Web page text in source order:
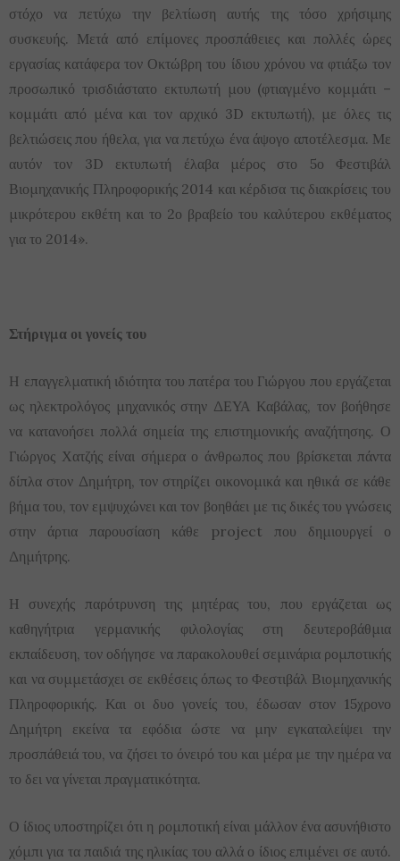
στόχο να πετύχω την βελτίωση αυτής της τόσο χρήσιμης
συσκευής. Μετά από επίμονες προσπάθειες και πολλές ώρες
εργασίας κατάφερα τον Οκτώβρη του ίδιου χρόνου να φτιάξω τον
προσωπικό τρισδιάστατο εκτυπωτή μου (φτιαγμένο κομμάτι –
κομμάτι από μένα και τον αρχικό 3D εκτυπωτή), με όλες τις
βελτιώσεις που ήθελα, για να πετύχω ένα άψογο αποτέλεσμα. Με
αυτόν τον 3D εκτυπωτή έλαβα μέρος στο 5ο Φεστιβάλ
Βιομηχανικής Πληροφορικής 2014 και κέρδισα τις διακρίσεις του
μικρότερου εκθέτη και το 2ο βραβείο του καλύτερου εκθέματος
για το 2014».
Στήριγμα οι γονείς του
Η επαγγελματική ιδιότητα του πατέρα του Γιώργου που εργάζεται
ως ηλεκτρολόγος μηχανικός στην ΔΕΥΑ Καβάλας, τον βοήθησε
να κατανοήσει πολλά σημεία της επιστημονικής αναζήτησης. Ο
Γιώργος Χατζής είναι σήμερα ο άνθρωπος που βρίσκεται πάντα
δίπλα στον Δημήτρη, τον στηρίζει οικονομικά και ηθικά σε κάθε
βήμα του, τον εμψυχώνει και τον βοηθάει με τις δικές του γνώσεις
στην άρτια παρουσίαση κάθε project που δημιουργεί ο
Δημήτρης.
Η συνεχής παρότρυνση της μητέρας του, που εργάζεται ως
καθηγήτρια γερμανικής φιλολογίας στη δευτεροβάθμια
εκπαίδευση, τον οδήγησε να παρακολουθεί σεμινάρια ρομποτικής
και να συμμετάσχει σε εκθέσεις όπως το Φεστιβάλ Βιομηχανικής
Πληροφορικής. Και οι δυο γονείς του, έδωσαν στον 15χρονο
Δημήτρη εκείνα τα εφόδια ώστε να μην εγκαταλείψει την
προσπάθειά του, να ζήσει το όνειρό του και μέρα με την ημέρα να
το δει να γίνεται πραγματικότητα.
Ο ίδιος υποστηρίζει ότι η ρομποτική είναι μάλλον ένα ασυνήθιστο
χόμπι για τα παιδιά της ηλικίας του αλλά ο ίδιος επιμένει σε αυτό.